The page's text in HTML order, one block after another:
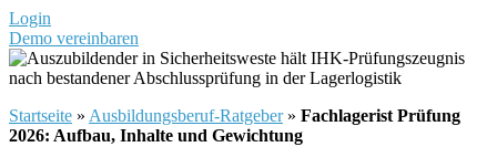
Login
Demo vereinbaren
Startseite » Ausbildungsberuf-Ratgeber» Fachlagerist Prüfung
2026: Aufbau, Inhalte und Gewichtung